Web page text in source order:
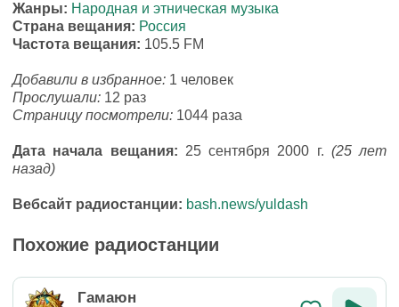
Жанры: Народная и этническая музыка
Страна вещания: Россия
Частота вещания: 105.5 FM
Добавили в избранное: 1 человек
Прослушали: 12 раз
Страницу посмотрели: 1044 раза
Дата начала вещания: 25 сентября 2000 г. (25 лет
назад)
Вебсайт радиостанции: bash.news/yuldash
Похожие радиостанции
Гамаюн